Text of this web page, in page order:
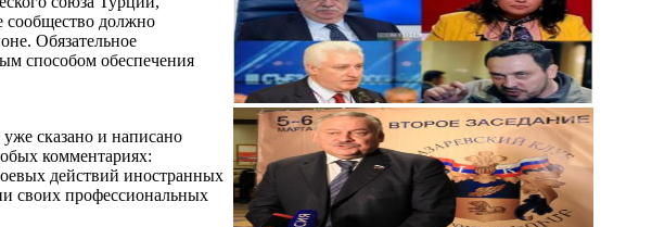
сообщество должно
Обязательное
способом обеспечения
сказано и написано
комментариях:
действий иностранных
своих профессиональных